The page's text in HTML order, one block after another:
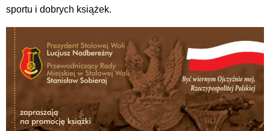
sportu i dobrych książek.